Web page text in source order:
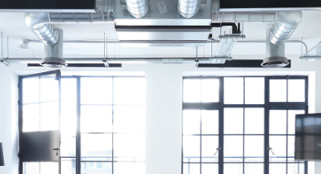
TAUX D'HABITATION
DISTANCE DE L'AÉROPORT :
ECOLES ET CRÈCHES